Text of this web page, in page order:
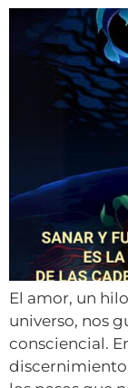
El amor, un
universo, nos
consciencial.
discernimiento